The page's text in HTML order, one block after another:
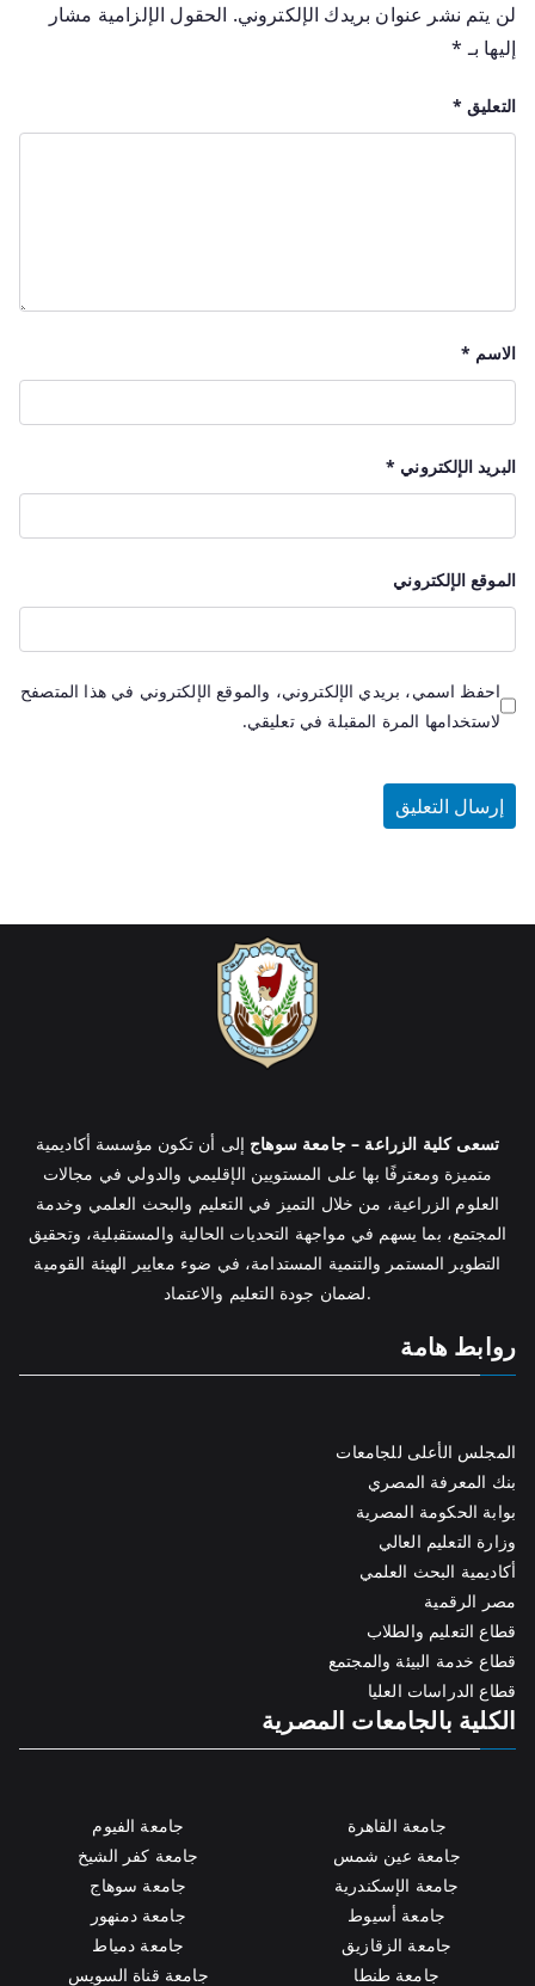
لن يتم نشر عنوان بريدك الإلكتروني. الحقول الإلزامية مشار
إليها بـ *
التعليق *
الاسم *
البريد الإلكتروني *
الموقع الإلكتروني
احفظ اسمي، بريدي الإلكتروني، والموقع الإلكتروني في هذا المتصفح
لاستخدامها المرة المقبلة في تعليقي.
تسعى كلية الزراعة – جامعة سوهاج إلى أن تكون مؤسسة أكاديمية
متميزة ومعترفًا بها على المستويين الإقليمي والدولي في مجالات
العلوم الزراعية، من خلال التميز في التعليم والبحث العلمي وخدمة
المجتمع، بما يسهم في مواجهة التحديات الحالية والمستقبلية، وتحقيق
التطوير المستمر والتنمية المستدامة، في ضوء معايير الهيئة القومية
لضمان جودة التعليم والاعتماد.
روابط هامة
المجلس الأعلى للجامعات
بنك المعرفة المصري
بوابة الحكومة المصرية
وزارة التعليم العالي
أكاديمية البحث العلمي
مصر الرقمية
قطاع التعليم والطلاب
قطاع خدمة البيئة والمجتمع
قطاع الدراسات العليا
الكلية بالجامعات المصرية
جامعة القاهرة
جامعة عين شمس
جامعة الإسكندرية
جامعة أسيوط
جامعة الزقازيق
جامعة طنطا
جامعة الفيوم
جامعة كفر الشيخ
جامعة سوهاج
جامعة دمنهور
جامعة دمياط
جامعة قناة السويس